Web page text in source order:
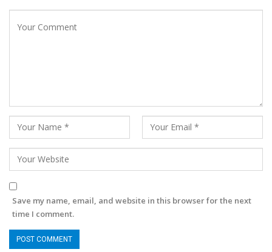
Save my name, email, and website in this browser for the next
time I comment.